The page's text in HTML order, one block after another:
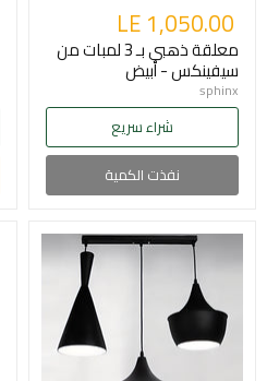
LE 1,050.00
معلقة ذهبي بـ 3 لمبات من
سيفينكس - أبيض
sphinx
شراء سريع
نفذت الكمية